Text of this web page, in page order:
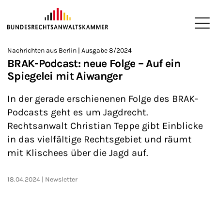
ZUM HAUPTINHALT SPRINGEN
Sie befinden sich hier:
>
Startseite
>
Newsroom
>
Newsletter
>
Nachrichten aus Berlin
Nachrichten aus Berlin | Ausgabe 8/2024
BRAK-Podcast: neue Folge – Auf ein
Spiegelei mit Aiwanger
In der gerade erschienenen Folge des BRAK-
Podcasts geht es um Jagdrecht.
Rechtsanwalt Christian Teppe gibt Einblicke
in das vielfältige Rechtsgebiet und räumt
mit Klischees über die Jagd auf.
18.04.2024 Newsletter